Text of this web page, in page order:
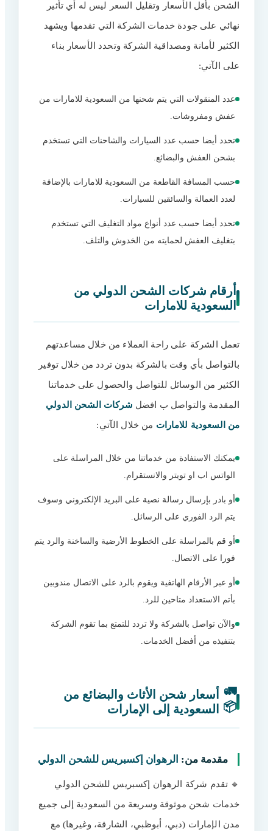
الشحن بأقل الأسعار وتقليل السعر ليس له أي تأثير
نهائي على جودة خدمات الشركة التي تقدمها ويشهد
الكثير لأمانة ومصداقية الشركة وتحدد الأسعار بناء
على الآتي:
عدد المنقولات التي يتم شحنها من السعودية للامارات من
عفش ومفروشات.
تحدد أيضا حسب عدد السيارات والشاحنات التي تستخدم
بشحن العفش والبضائع.
حسب المسافة القاطعة من السعودية للامارات بالإضافة
لعدد العمالة والسائقين للسيارات.
تحدد أيضا حسب عدد أنواع مواد التغليف التي تستخدم
بتغليف العفش لحمايته من الخدوش والتلف.
أرقام شركات الشحن الدولي من
السعودية للامارات
تعمل الشركة على راحة العملاء من خلال مساعدتهم
بالتواصل بأي وقت بالشركة بدون تردد من خلال توفير
الكثير من الوسائل للتواصل والحصول على خدماتنا
المقدمة والتواصل ب افضل شركات الشحن الدولي
من السعودية للامارات من خلال الآتي:
يمكنك الاستفادة من خدماتنا من خلال المراسلة على
الواتس اب او تويتر والانستقرام.
أو بادر بإرسال رسالة نصية على البريد الإلكتروني وسوف
يتم الرد الفوري على الرسائل.
أو قم بالمراسلة على الخطوط الأرضية والساخنة والرد يتم
فورا على الاتصال.
أو عبر الأرقام الهاتفية ويقوم بالرد على الاتصال مندوبين
بأتم الاستعداد متاحين للرد.
والآن تواصل بالشركة ولا تردد للتمتع بما تقوم الشركة
بتنفيذه من أفضل الخدمات.
🚛
📦
أسعار شحن الأثاث والبضائع من
السعودية إلى الإمارات
مقدمة من: الرهوان إكسبريس للشحن الدولي
🔹 تقدم شركة الرهوان إكسبريس للشحن الدولي
خدمات شحن موثوقة وسريعة من السعودية إلى جميع
مدن الإمارات (دبي، أبوظبي، الشارقة، وغيرها) مع